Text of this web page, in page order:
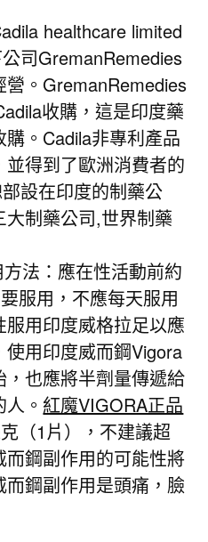
healthcare limited
司GremanRemedies
。GremanRemedies
收購，這是印度藥
。Cadila非專利產品
得到了歐洲消費者的
設在印度的制藥公
制藥公司,世界制藥
法：應在性活動前約
服用，不應每天服用
用印度威格拉足以應
用印度威而鋼Vigora
也應將半劑量傳遞給
。 紅魔VIGORA正品
（1片），不建議超
鋼副作用的可能性將
鋼副作用是頭痛，臉